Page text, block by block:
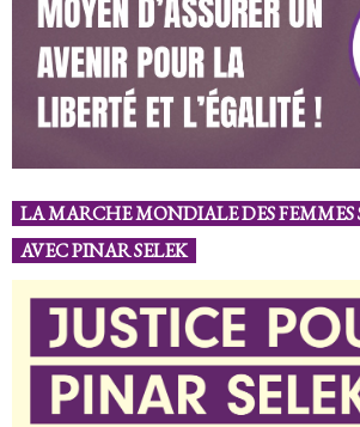
LA MARCHE MONDIALE DES FEMMES
AVEC PINAR SELEK